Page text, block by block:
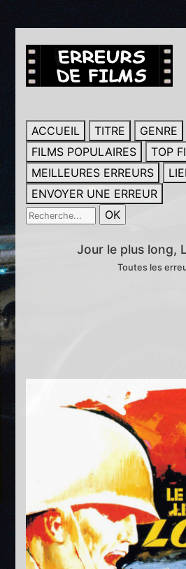
ACCUEIL TITRE GENRE
FILMS POPULAIRES
TOP
MEILLEURES ERREURS
ENVOYER UNE ERREUR
Jour le plus long,
Toutes les